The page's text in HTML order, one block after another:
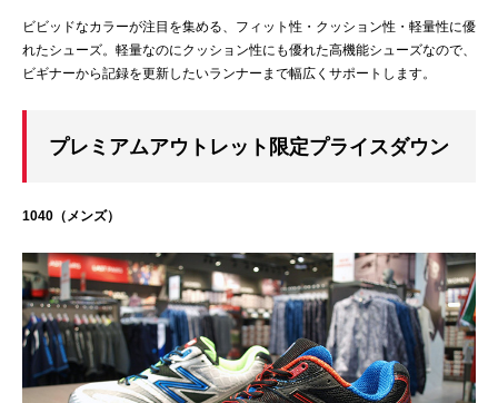
ビビッドなカラーが注目を集める、フィット性・クッション性・軽量性に優
れたシューズ。軽量なのにクッション性にも優れた高機能シューズなので、
ビギナーから記録を更新したいランナーまで幅広くサポートします。
プレミアムアウトレット限定プライスダウン
1040（メンズ）